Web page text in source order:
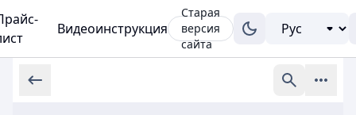
Видеоинструкция
Старая
версия
сайта